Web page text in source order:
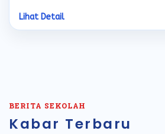
Lihat Detail
BERITA SEKOLAH
Kabar Terbaru